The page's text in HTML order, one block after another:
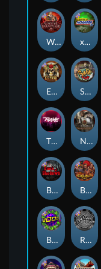
Skate or Die
Nexus Tombstone RIP
Book Of Shadows
Rock Bottom
El Pasa Gunfight xNudge
Brick Snake 2000
Warrior Graveyard xNudge
Barbarian Fury
xWays Hoarder xSplit
The Rave